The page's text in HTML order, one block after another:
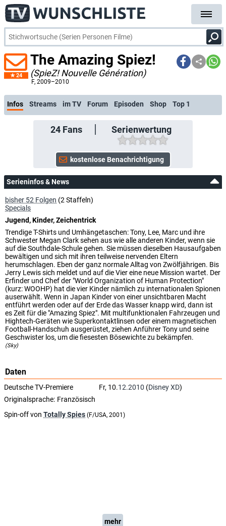
24
The Amazing Spiez!
(SpieZ! Nouvelle Génération)
F, 2009–2010
kosten
Infos Streams im TV Forum Episoden Shop Top 1
24Fans Serienwertung
Serieninfos & News
bisher 52 Folgen (2 Staffeln)
Specials
Jugend, Kinder, Zeichentrick
Trendige T-Shirts und Umhängetaschen: Tony, Lee, Marc und ihre
Schwester Megan Clark sehen aus wie alle anderen Kinder, wenn sie
auf die Southdale-Schule gehen. Sie müssen dieselben Hausaufgaben
bewältigen und sich mit ihren teilweise nervenden Eltern
herumschlagen. Eben der ganz normale Alltag von Zwölfjährigen. Bis
Jerry Lewis sich meldet und auf die Vier eine neue Mission wartet. Der
Erfinder und Chef der "World Organization of Human Protection"
(kurz: WOOHP) hat die vier Kinder nämlich zu internationalen Spionen
auserwählt. Wenn in Japan Kinder von einer unsichtbaren Macht
entführt werden oder auf der Erde das Wasser knapp wird, dann ist
es Zeit für die "Amazing Spiez". Mit multifunktionalen Fahrzeugen und
Hightech-Geräten wie Superkontaktlinsen oder einem magnetischen
Football-Handschuh ausgerüstet, ziehen Anführer Tony und seine
Geschwister los, um die fiesesten Bösewichte zu bekämpfen.
(Sky)
Daten
Deutsche TV-Premiere Fr, 10.12.2010 (Disney XD)
Originalsprache: Französisch
Spin-off von Totally Spies (F/USA, 2001)
mehr